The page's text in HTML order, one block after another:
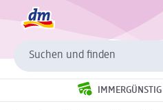
Suchen und finden